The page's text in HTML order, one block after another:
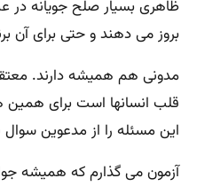
ظاهری بسیار صلح جویانه در
بروز می دهند و حتی برای آن
مدونی هم همیشه دارند.
قلب انسانها است برای
این مسئله را از مدعوین سوال
آزمون می گذارم که همیشه